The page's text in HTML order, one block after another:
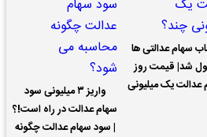
سهام عدالتی ها
شد| قیمت روز
عدالت یک میلیونی
واریز ۳ میلیونی سود
سهام عدالت در راه است!؟
| سود سهام عدالت چگونه